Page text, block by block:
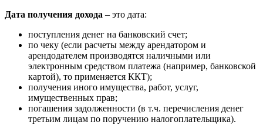
Дата получения дохода – это дата:
поступления денег на банковский счет;
по чеку (если расчеты между арендатором и
арендодателем производятся наличными или
электронным средством платежа (например, банковской
картой), то применяется ККТ);
получения иного имущества, работ, услуг,
имущественных прав;
погашения задолженности (в т.ч. перечисления денег
третьим лицам по поручению налогоплательщика).